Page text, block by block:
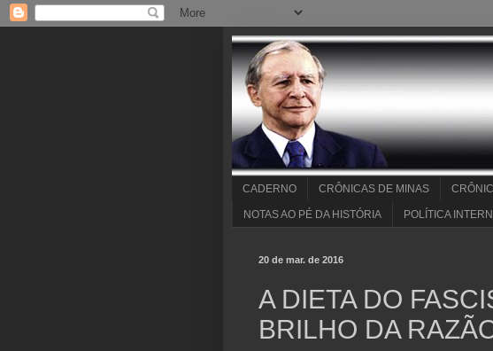
CADERNO CRÔNICAS DE MINAS
NOTAS AO PÉ DA HISTÓRIA POLÍTICA
20 de mar. de 2016
A DIETA DO
BRILHO DA